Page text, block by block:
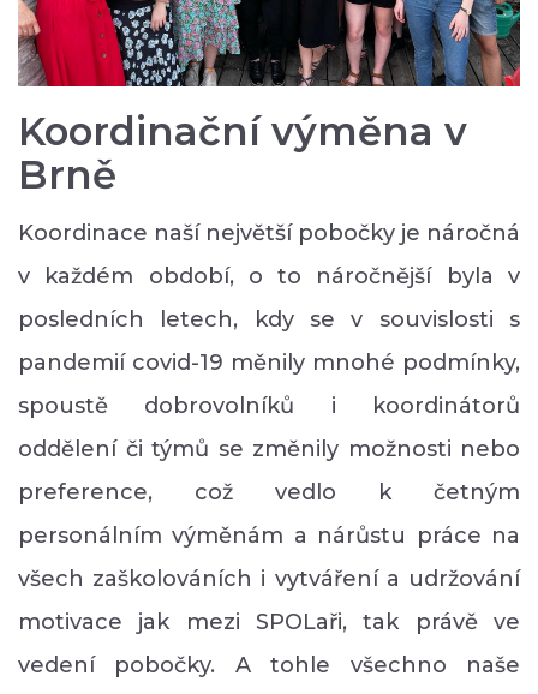
Koordinační výměna v
Brně
Koordinace naší největší pobočky je náročná
v každém období, o to náročnější byla v
posledních letech, kdy se v souvislosti s
pandemií covid-19 měnily mnohé podmínky,
spoustě dobrovolníků i koordinátorů
oddělení či týmů se změnily možnosti nebo
preference, což vedlo k četným
personálním výměnám a nárůstu práce na
všech zaškolováních i vytváření a udržování
motivace jak mezi SPOLaři, tak právě ve
vedení pobočky. A tohle všechno naše